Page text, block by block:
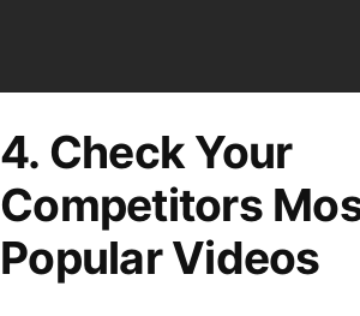
4. Check Your
Competitors
Popular Videos